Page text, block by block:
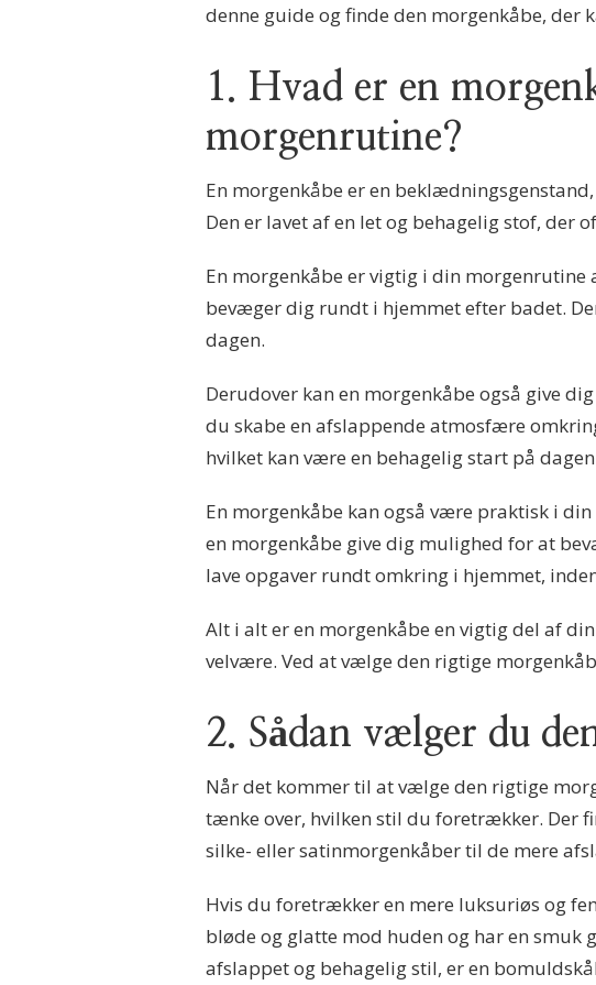
denne guide og finde den morgenkåbe,
1. Hvad er en
morgenrutine?
En morgenkåbe er en
Den er lavet af en let og behagelig stof, der
En morgenkåbe er vigtig i din
bevæger dig rundt i hjemmet efter badet.
dagen.
Derudover kan en morgenkåbe også give
du skabe en afslappende atmosfære
hvilket kan være en behagelig start på
En morgenkåbe kan også være praktisk i
en morgenkåbe give dig mulighed for at
lave opgaver rundt omkring i hjemmet,
Alt i alt er en morgenkåbe en vigtig del af
velvære. Ved at vælge den rigtige
2. Sådan vælger du
Når det kommer til at vælge den rigtige
tænke over, hvilken stil du foretrækker. Der
silke- eller satinmorgenkåber til de mere
Hvis du foretrækker en mere luksuriøs og
bløde og glatte mod huden og har en
afslappet og behagelig stil, er en